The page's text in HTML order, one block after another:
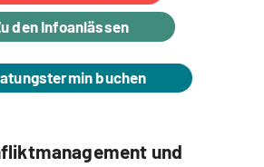
den Infoanlässen
buchen
und